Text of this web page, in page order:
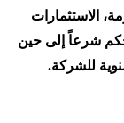
الاستثمارات
شرعاًإلى حين
للشركة.